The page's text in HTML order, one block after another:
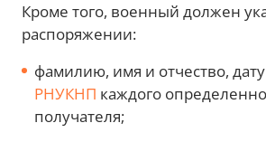
Кроме того, военный должен
распоряжении:
фамилию, имя и отчество,
РНУКНП каждого
получателя;